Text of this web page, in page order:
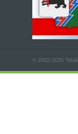
© 2002-2026